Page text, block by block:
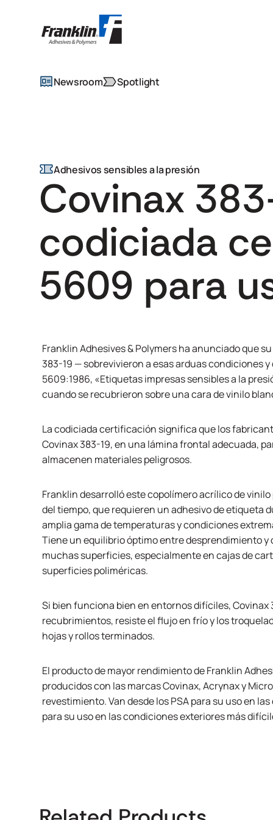
Newsroom Spotlight
Adhesivos sensibles a la presión
Covinax
codiciada
5609 para
Franklin Adhesives & Polymers ha anunciado que
383-19 — sobrevivieron a esas arduas condiciones
5609:1986, «Etiquetas impresas sensibles a la
cuando se recubrieron sobre una cara de vinilo
La codiciada certificación significa que los
Covinax 383-19, en una lámina frontal adecuada,
almacenen materiales peligrosos.
Franklin desarrolló este copolímero acrílico de
del tiempo, que requieren un adhesivo de etiqueta
amplia gama de temperaturas y condiciones
Tiene un equilibrio óptimo entre desprendimiento
muchas superficies, especialmente en cajas de
superficies poliméricas.
Si bien funciona bien en entornos difíciles,Covinax
recubrimientos, resiste el flujo en frío y los
hojas y rollos terminados.
El producto de mayor rendimiento de Franklin
producidos con las marcas Covinax, Acrynax y
revestimiento. Van desde los PSA para su uso en
para su uso en las condiciones exteriores más